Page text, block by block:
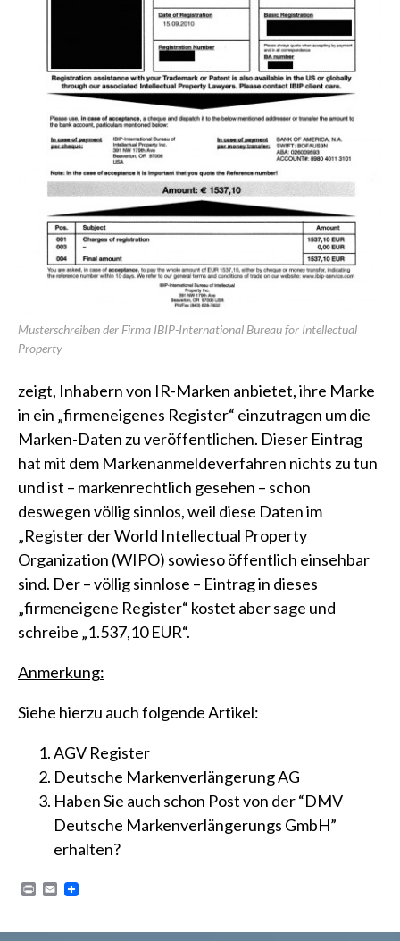
Musterschreiben der Firma IBIP-International Bureau for Intellectual
Property
zeigt, Inhabern von IR-Marken anbietet, ihre Marke
in ein „firmeneigenes Register“ einzutragen um die
Marken-Daten zu veröffentlichen. Dieser Eintrag
hat mit dem Markenanmeldeverfahren nichts zu tun
und ist – markenrechtlich gesehen – schon
deswegen völlig sinnlos, weil diese Daten im
„Register der World Intellectual Property
Organization (WIPO) sowieso öffentlich einsehbar
sind. Der – völlig sinnlose – Eintrag in dieses
„firmeneigene Register“ kostet aber sage und
schreibe „1.537,10 EUR“.
Anmerkung:
Siehe hierzu auch folgende Artikel:
AGV Register
Deutsche Markenverlängerung AG
Haben Sie auch schon Post von der “DMV
Deutsche Markenverlängerungs GmbH”
erhalten?
P
n
E
i